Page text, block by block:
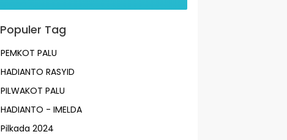
Populer Tag
PEMKOT PALU
HADIANTO RASYID
PILWAKOT PALU
HADIANTO - IMELDA
Pilkada 2024